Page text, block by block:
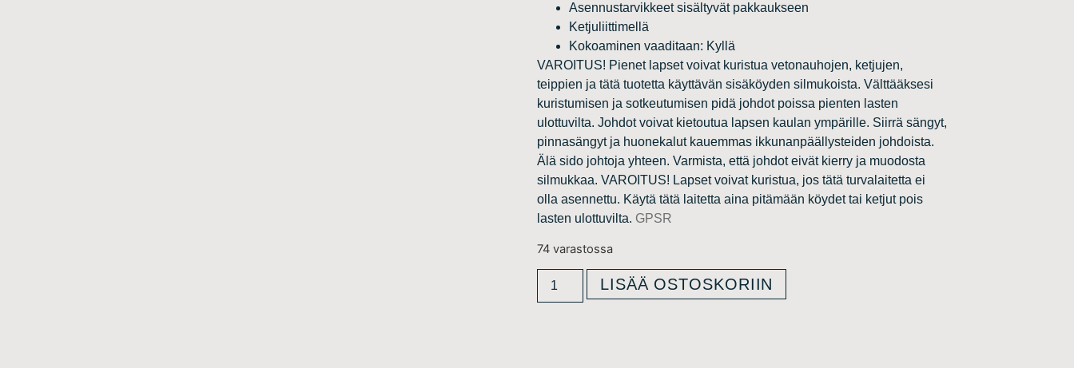
Asennustarvikkeet sisältyvät pakkaukseen
Ketjuliittimellä
Kokoaminen vaaditaan: Kyllä
VAROITUS! Pienet lapset voivat kuristua vetonauhojen, ketjujen,
teippien ja tätä tuotetta käyttävän sisäköyden silmukoista. Välttääksesi
kuristumisen ja sotkeutumisen pidä johdot poissa pienten lasten
ulottuvilta. Johdot voivat kietoutua lapsen kaulan ympärille. Siirrä sängyt,
pinnasängyt ja huonekalut kauemmas ikkunanpäällysteiden johdoista.
Älä sido johtoja yhteen. Varmista, että johdot eivät kierry ja muodosta
silmukkaa. VAROITUS! Lapset voivat kuristua, jos tätä turvalaitetta ei
olla asennettu. Käytä tätä laitetta aina pitämään köydet tai ketjut pois
lasten ulottuvilta. GPSR
74 varastossa
LISÄÄ OSTOSKORIIN